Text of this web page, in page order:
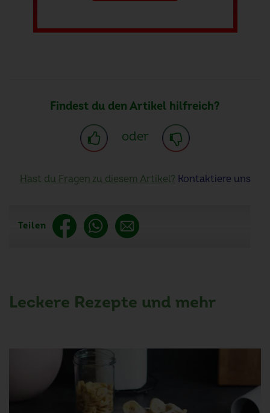
Findest du den Artikel hilfreich?
oder
Hast du Fragen zu diesem Artikel? Kontaktiere uns
Teilen
Leckere Rezepte und mehr